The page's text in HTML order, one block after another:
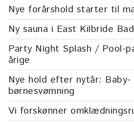
Nye forårshold starter til
Ny sauna i East Kilbride
Party Night Splash / Pool-
årige
Nye hold efter nytår: Baby-
børnesvømning
Vi forskønner